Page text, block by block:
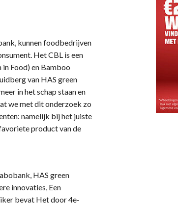
kunnen foodbedrijven
Het CBL is een
Food) en Bamboo
van HAS green
in het schap staan en
we met dit onderzoek zo
namelijk bij het juiste
product van de
HAS green
innovaties, Een
bevat Het door 4e-